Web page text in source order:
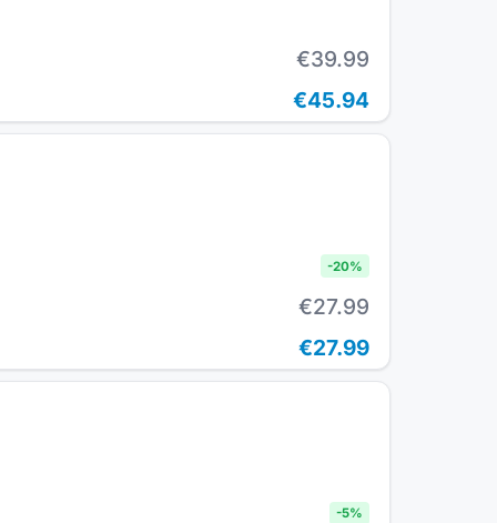
€39.99
€45.94
-20%
€27.99
€27.99
-5%